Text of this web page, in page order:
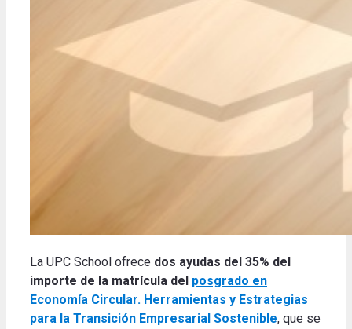
La UPC School ofrece dos ayudas del 35% del
importe de la matrícula del posgrado en
Economía Circular. Herramientas y Estrategias
para la Transición Empresarial Sostenible, que se